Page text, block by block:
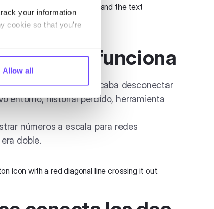
your information
cookie so that you're
Allow all
obvia no funciona
a la API significaba desconectar
entorno, historial perdido, herramienta
números a escala para redes
doble.